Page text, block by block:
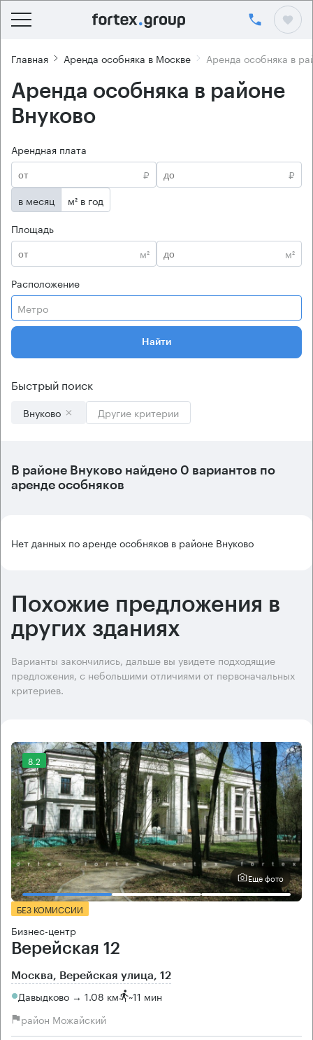
Главная Аренда особняка в Москве Аренда особняка в
Аренда особняка в районе
Внуково
Арендная плата
₽
₽
в месяц
м² в год
Площадь
м²
м²
Расположение
Метро
Найти
Быстрый поиск
Внуково Другие критерии
В районе Внуково найдено 0 вариантов по
аренде особняков
Нет данных по аренде особняков в районе Внуково
Похожие предложения в
других зданиях
Варианты закончились, дальше вы увидете подходящие
предложения, с небольшими отличиями от первоначальных
критериев.
8.2
Еще фото
БЕЗ КОМИССИИ
Бизнес-центр
Верейская 12
Москва, Верейская улица, 12
Давыдково → 1.08 км ~11 мин
район Можайский